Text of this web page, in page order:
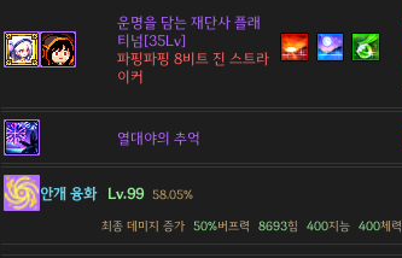
운명을 담는 재단사 플래
티넘[35Lv]
파핑파핑 8비트 진 스트라
이커
열대야의 추억
안개 융화 Lv.99 58.05%
최종 데미지 증가 50%버프력 8693힘 400지능 400체력